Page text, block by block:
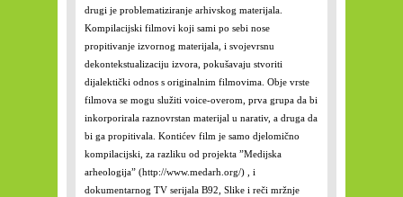
drugi je problematiziranje arhivskog materijala.
Kompilacijski filmovi koji sami po sebi nose
propitivanje izvornog materijala, i svojevrsnu
dekontekstualizaciju izvora, pokušavaju stvoriti
dijalektički odnos s originalnim filmovima. Obje vrste
filmova se mogu služiti voice-overom, prva grupa da bi
inkorporirala raznovrstan materijal u narativ, a druga da
bi ga propitivala. Kontićev film je samo djelomično
kompilacijski, za razliku od projekta ”Medijska
arheologija” (http://www.medarh.org/) , i
dokumentarnog TV serijala B92, Slike i reči mržnje